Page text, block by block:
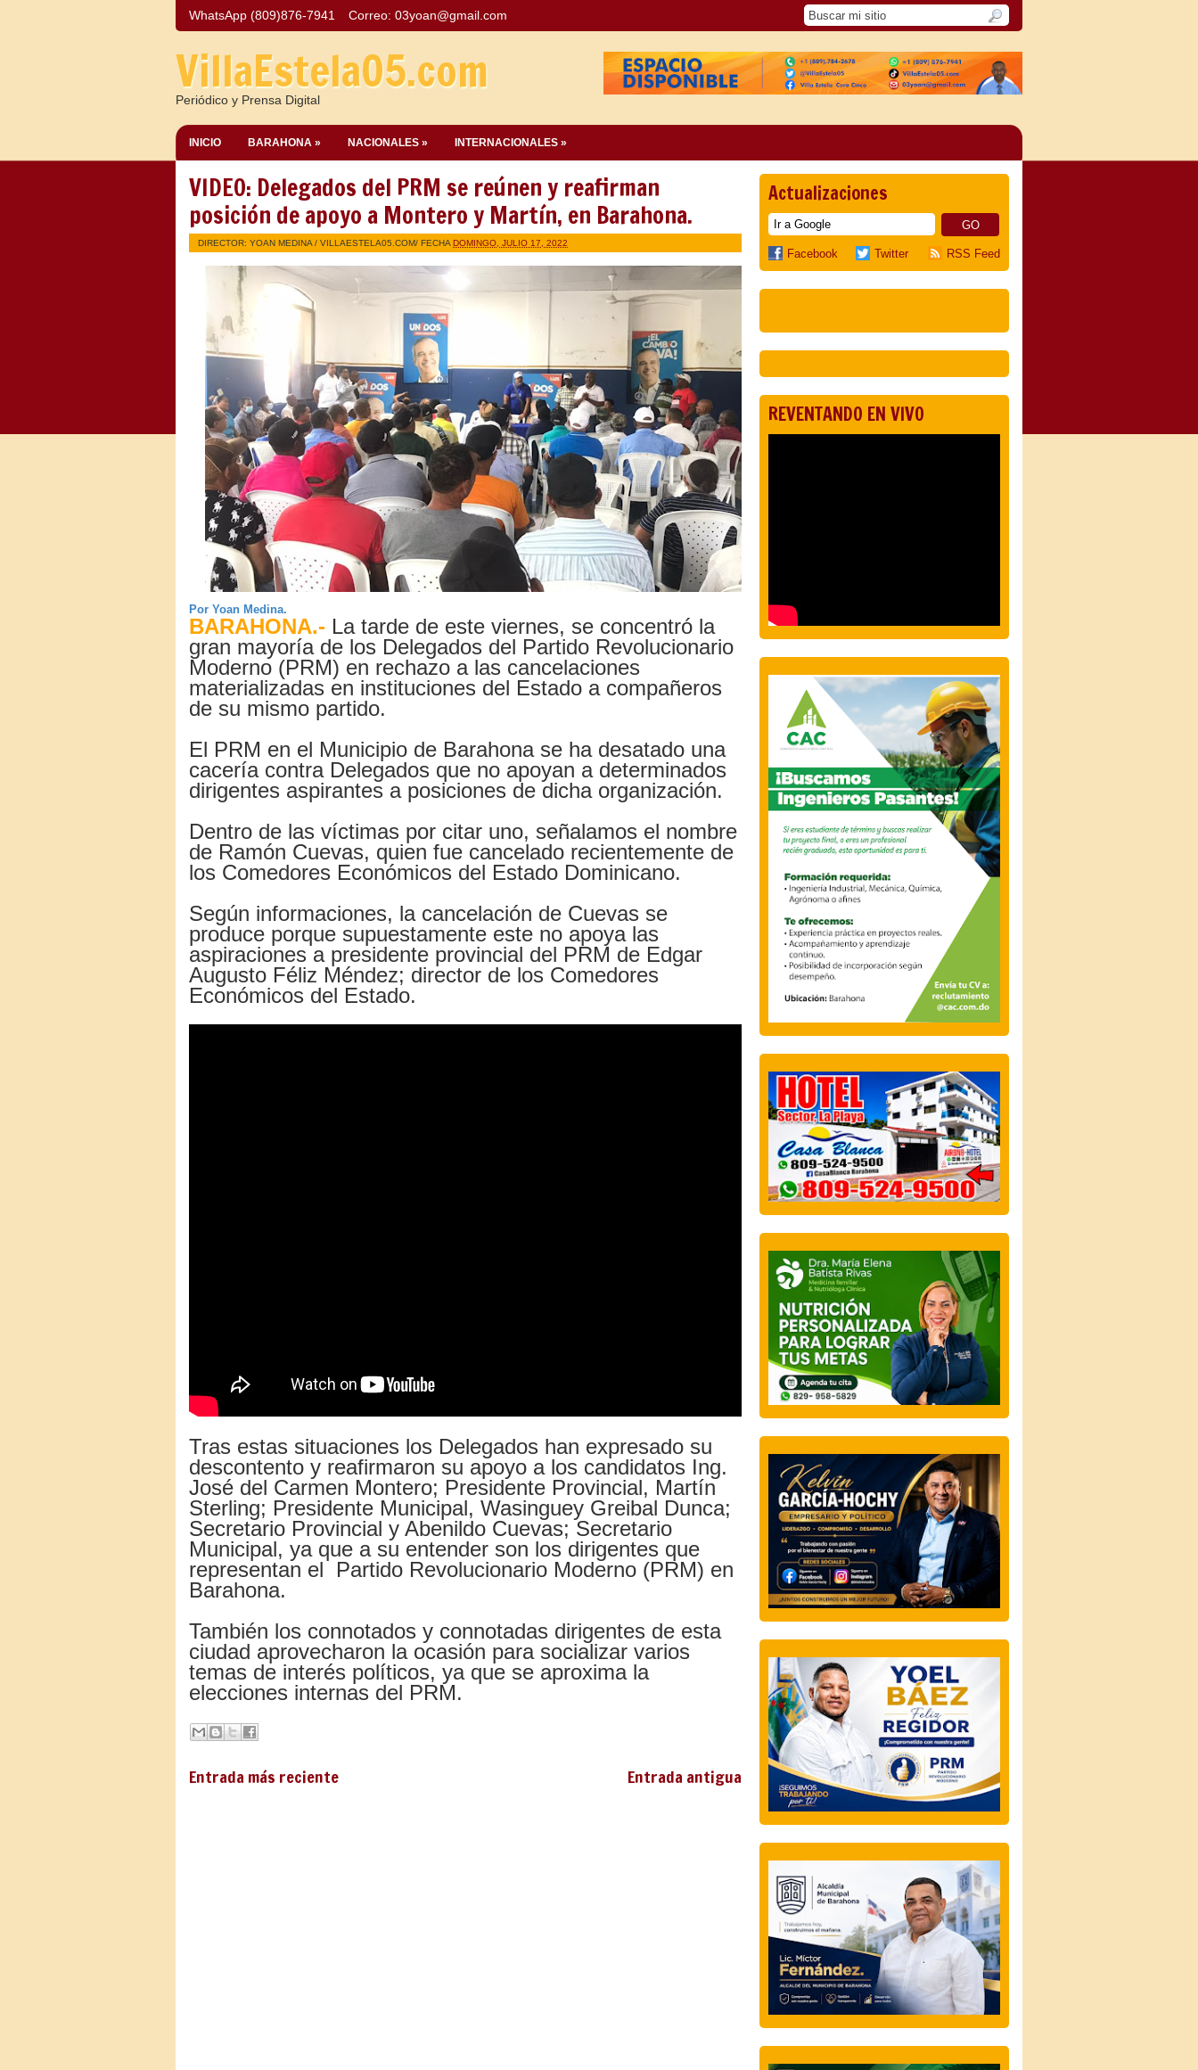
WhatsApp (809)876-7941 Correo: 03yoan@gmail.com
VillaEstela05.com
Periódico y Prensa Digital
INICIO BARAHONA » NACIONALES » INTERNACIONALES »
VIDEO: Delegados del PRM se reúnen y reafirman
posición de apoyo a Montero y Martín, en Barahona.
DIRECTOR: YOAN MEDINA / VILLAESTELA05.COM/ FECHA DOMINGO, JULIO 17, 2022
Por Yoan Medina.
BARAHONA.- La tarde de este viernes, se concentró la
gran mayoría de los Delegados del Partido Revolucionario
Moderno (PRM) en rechazo a las cancelaciones
materializadas en instituciones del Estado a compañeros
de su mismo partido.
El PRM en el Municipio de Barahona se ha desatado una
cacería contra Delegados que no apoyan a determinados
dirigentes aspirantes a posiciones de dicha organización.
Dentro de las víctimas por citar uno, señalamos el nombre
de Ramón Cuevas, quien fue cancelado recientemente de
los Comedores Económicos del Estado Dominicano.
Según informaciones, la cancelación de Cuevas se
produce porque supuestamente este no apoya las
aspiraciones a presidente provincial del PRM de Edgar
Augusto Féliz Méndez; director de los Comedores
Económicos del Estado.
Tras estas situaciones los Delegados han expresado su
descontento y reafirmaron su apoyo a los candidatos Ing.
José del Carmen Montero; Presidente Provincial, Martín
Sterling; Presidente Municipal, Wasinguey Greibal Dunca;
Secretario Provincial y Abenildo Cuevas; Secretario
Municipal, ya que a su entender son los dirigentes que
representan el
Partido Revolucionario Moderno (PRM) en
Barahona.
También los connotados y connotadas dirigentes de esta
ciudad aprovecharon la ocasión para socializar varios
temas de interés políticos, ya que se aproxima la
elecciones internas del PRM.
Entrada más reciente Entrada antigua
Actualizaciones
Facebook Twitter RSS Feed
REVENTANDO EN VIVO